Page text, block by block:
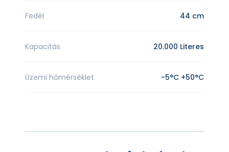
Fedél 44 cm
Kapacitás 20.000 Literes
Üzemi hőmérséklet -5°C +50°C